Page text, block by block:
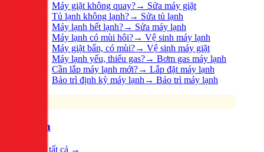
Máy giặt không quay?→ Sửa máy giặt
Tủ lạnh không lạnh?→ Sửa tủ lạnh
Máy lạnh hết lạnh?→ Sửa máy lạnh
Máy lạnh có mùi hôi?→ Vệ sinh máy lạnh
Máy giặt bẩn, có mùi?→ Vệ sinh máy giặt
Máy lạnh yếu, thiếu gas?→ Bơm gas máy lạnh
Cần lắp máy lạnh mới?→ Lắp đặt máy lạnh
Bảo trì định kỳ máy lạnh→ Bảo trì máy lạnh
Điện
Xem tất cả →